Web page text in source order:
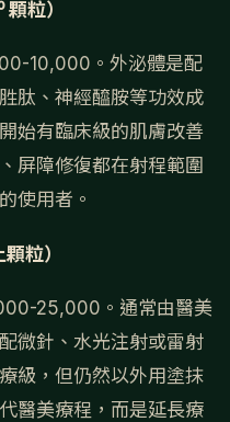
粒）
10,000。外泌體是配
肽、神經醯胺等功效成
始有臨床級的肌膚改善
屏障修復都在射程範圍
使用者。
粒）
25,000。通常由醫美
微針、水光注射或雷射
級，但仍然以外用塗抹
醫美療程，而是延長療